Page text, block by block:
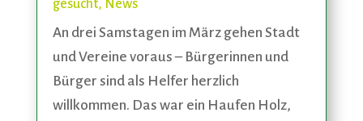
gesucht, News
An drei Samstagen im März gehen Stadt
und Vereine voraus – Bürgerinnen und
Bürger sind als Helfer herzlich
willkommen. Das war ein Haufen Holz,